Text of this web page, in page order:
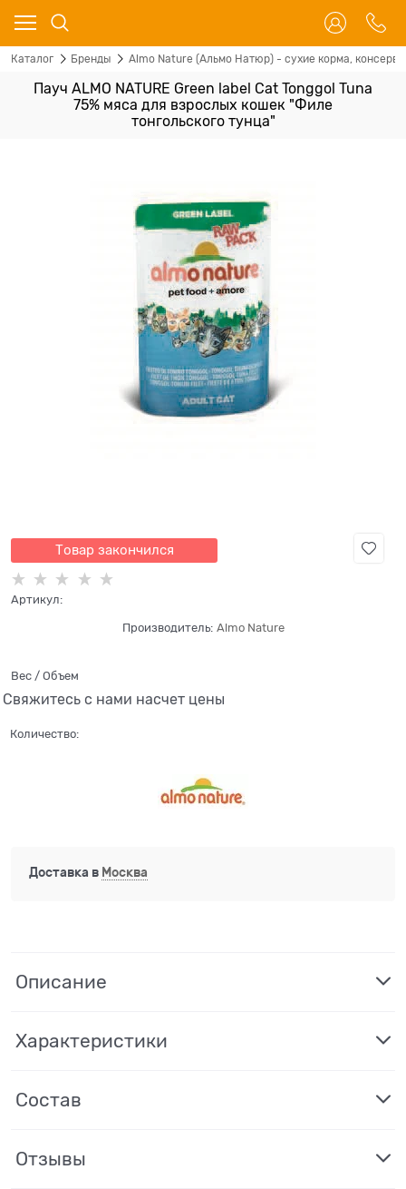
Каталог Бренды Almo Nature (Альмо Натюр) - сухие корма,
Пауч ALMO NATURE Green label Cat Tonggol Tuna
75% мяса для взрослых кошек "Филе
тонгольского тунца"
Товар закончился
Артикул:
Производитель: Almo Nature
Вес / Объем
Свяжитесь с нами насчет цены
Количество:
Доставка в Москва
Описание
Характеристики
Состав
Отзывы